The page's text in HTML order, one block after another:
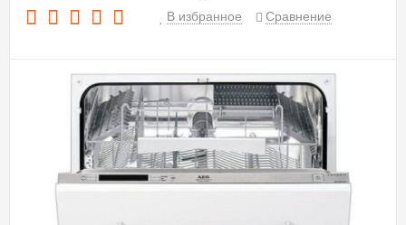
В избранное Сравнение